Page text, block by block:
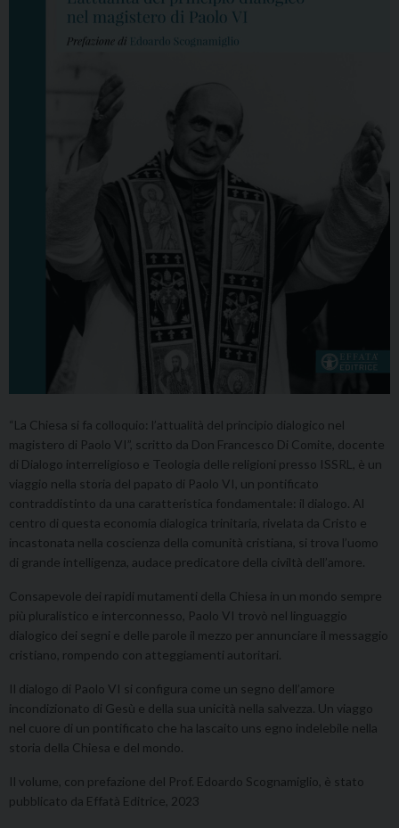
“La Chiesa si fa colloquio: l’attualità del principio dialogico nel
magistero di Paolo VI”, scritto da Don Francesco Di Comite, docente
di Dialogo interreligioso e Teologia delle religioni presso ISSRL, è un
viaggio nella storia del papato di Paolo VI, un pontificato
contraddistinto da una caratteristica fondamentale: il dialogo. Al
centro di questa economia dialogica trinitaria, rivelata da Cristo e
incastonata nella coscienza della comunità cristiana, si trova l’uomo
di grande intelligenza, audace predicatore della civiltà dell’amore.
Consapevole dei rapidi mutamenti della Chiesa in un mondo sempre
più pluralistico e interconnesso, Paolo VI trovò nel linguaggio
dialogico dei segni e delle parole il mezzo per annunciare il messaggio
cristiano, rompendo con atteggiamenti autoritari.
Il dialogo di Paolo VI si configura come un segno dell’amore
incondizionato di Gesù e della sua unicità nella salvezza. Un viaggo
nel cuore di un pontificato che ha lascaito uns egno indelebile nella
storia della Chiesa e del mondo.
Il volume, con prefazione del Prof. Edoardo Scognamiglio, è stato
pubblicato da Effatà Editrice, 2023